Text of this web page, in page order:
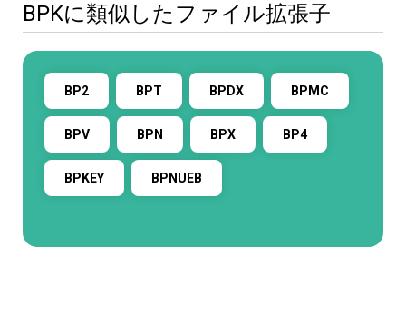
BPKに類似したファイル拡張子
BP2 BPT BPDX BPMC
BPV BPN BPX BP4
BPKEY BPNUEB